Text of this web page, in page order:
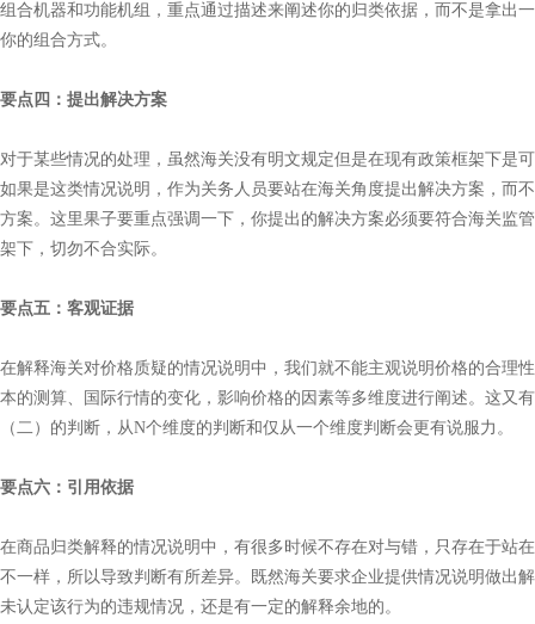
组合机器和功能机组，重点通过描述来阐述你的归类依据，而不是拿出
你的组合方式。
要点四：提出解决方案
对于某些情况的处理，虽然海关没有明文规定但是在现有政策框架下是
如果是这类情况说明，作为关务人员要站在海关角度提出解决方案，而
方案。这里果子要重点强调一下，你提出的解决方案必须要符合海关监
架下，切勿不合实际。
要点五：客观证据
在解释海关对价格质疑的情况说明中，我们就不能主观说明价格的合理
本的测算、国际行情的变化，影响价格的因素等多维度进行阐述。这又
（二）的判断，从N个维度的判断和仅从一个维度判断会更有说服力。
要点六：引用依据
在商品归类解释的情况说明中，有很多时候不存在对与错，只存在于站
不一样，所以导致判断有所差异。既然海关要求企业提供情况说明做出
未认定该行为的违规情况，还是有一定的解释余地的。